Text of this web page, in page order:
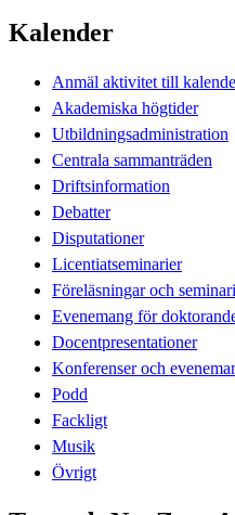
Kalender
Anmäl aktivitet till
Akademiska högtider
Utbildningsadministration
Centrala sammanträden
Driftsinformation
Debatter
Disputationer
Licentiatseminarier
Föreläsningar och
Evenemang för
Docentpresentationer
Konferenser och
Podd
Fackligt
Musik
Övrigt